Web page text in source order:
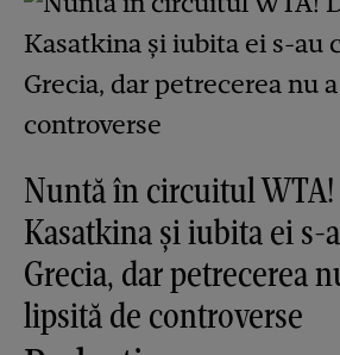
Nuntă în circuitul WTA!
Kasatkina și iubita ei s-
Grecia, dar petrecerea
lipsită de controverse